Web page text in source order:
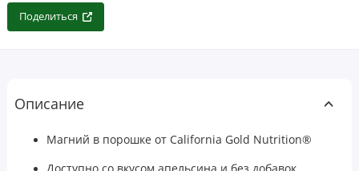
Поделиться
Описание
Магний в порошке от California Gold Nutrition®